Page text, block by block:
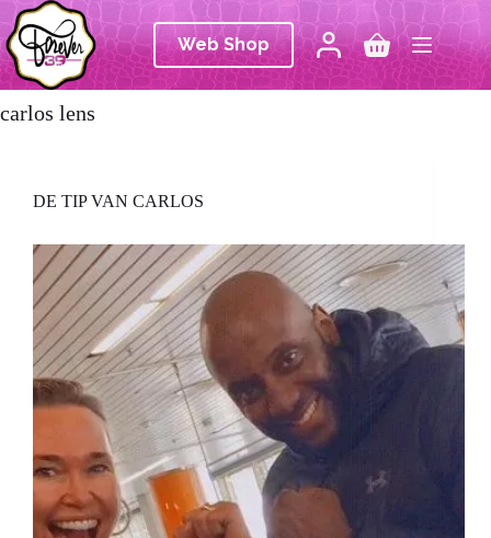
Ga
naar
de
inhoud
Web Shop Winkelwagen
carlos lens
DE TIP VAN CARLOS